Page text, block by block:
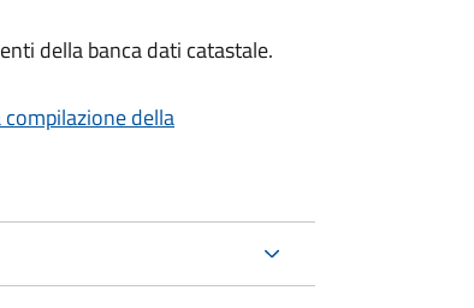
della banca dati catastale.
della